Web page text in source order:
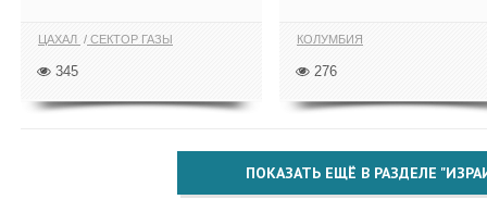
ЦАХАЛ СЕКТОР ГАЗЫ
345
КОЛУМБИЯ
276
ПОКАЗАТЬ ЕЩЁ В РАЗДЕЛЕ